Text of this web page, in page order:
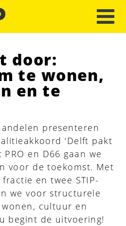
door:
te wonen,
en te
presenteren
‘Delft pakt
PRO en D66 gaan we
voor de toekomst. Met
en twee STIP-
we voor structurele
cultuur en
begint de uitvoering!